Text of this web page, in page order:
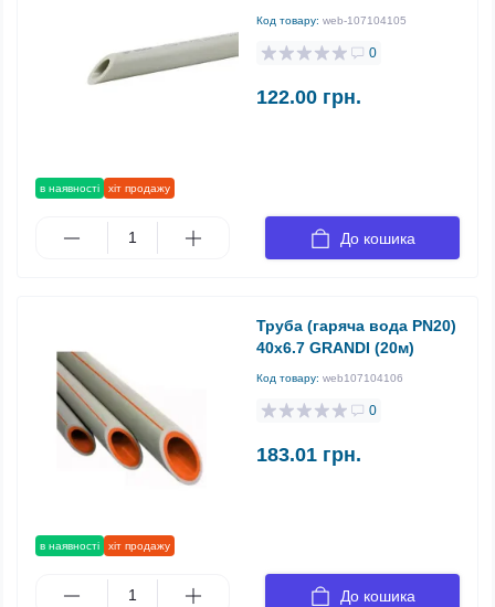
в наявності хіт продажу
Код товару: web-107104105
0
122.00 грн.
До кошика
в наявності хіт продажу
Труба (гаряча вода PN20)
40х6.7 GRANDI (20м)
Код товару: web107104106
0
183.01 грн.
До кошика